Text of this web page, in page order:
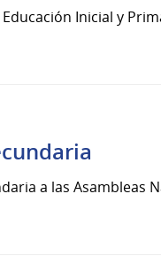
Inicial y
a las Asambleas